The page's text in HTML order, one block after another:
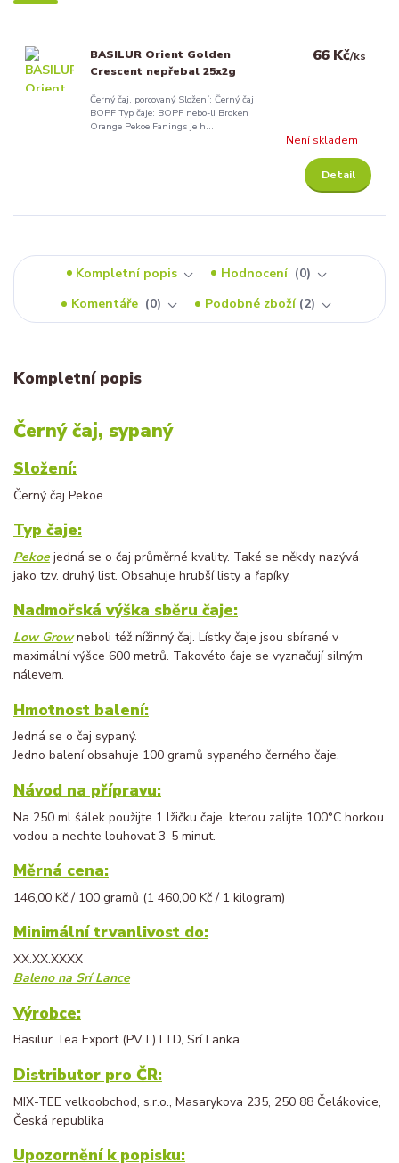
BASILUR Orient Golden
Crescent nepřebal 25x2g
Černý čaj, porcovaný Složení: Černý čaj
BOPF Typ čaje: BOPF nebo-li Broken
Orange Pekoe Fanings je h...
66 Kč/ks
Není skladem
Detail
Kompletní popis Hodnocení
0
Komentáře
0 Podobné zboží 2
Kompletní popis
Černý čaj, sypaný
Složení:
Černý čaj Pekoe
Typ čaje:
Pekoejedná se o čaj průměrné kvality. Také se někdy nazývá
jako tzv. druhý list. Obsahuje hrubší listy a řapíky.
Nadmořská výška sběru čaje:
Low Growneboli též nížinný čaj. Lístky čaje jsou sbírané v
maximální výšce 600 metrů. Takovéto čaje se vyznačují silným
nálevem.
Hmotnost balení:
Jedná se o čaj sypaný.
Jedno balení obsahuje 100 gramů sypaného černého čaje.
Návod na přípravu:
Na 250 ml šálek použijte 1 lžičku čaje, kterou zalijte 100°C horkou
vodou a nechte louhovat 3-5 minut.
Měrná cena:
146,00 Kč / 100 gramů (1 460,00 Kč / 1 kilogram)
Minimální trvanlivost do:
XX.XX.XXXX
Baleno na Srí Lance
Výrobce:
Basilur Tea Export (PVT) LTD, Srí Lanka
Distributor pro ČR:
MIX-TEE velkoobchod, s.r.o., Masarykova 235, 250 88 Čelákovice,
Česká republika
Upozornění k popisku: